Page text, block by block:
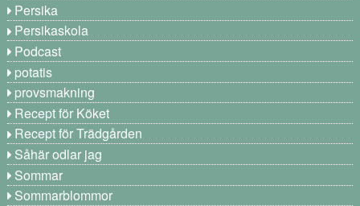
Persika
Persikaskola
Podcast
potatis
provsmakning
Recept för Köket
Recept för Trädgården
Såhär odlar jag
Sommar
Sommarblommor